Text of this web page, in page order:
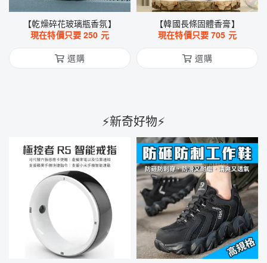
【乾燥碎花玻璃瓶香氛】
現在特價只要250 元
選購
【韓國長條固體香膏】
現在特價只要705 元
選購
⚡新奇好物⚡